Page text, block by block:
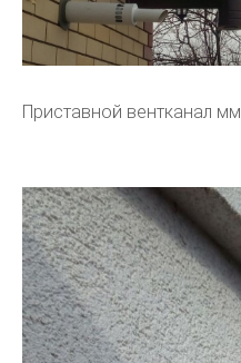
Приставной вентканал мм